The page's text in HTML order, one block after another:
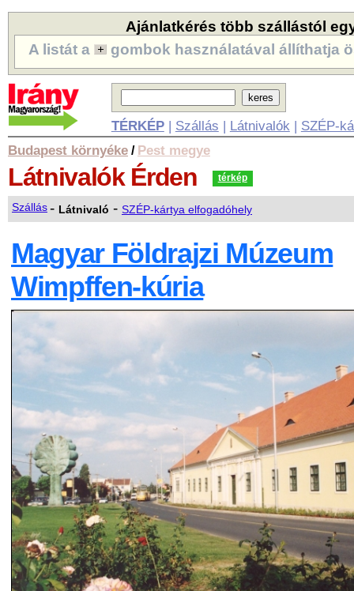
Ajánlatkérés több szállástól
A listát a
gombok használatával állíthatja
TÉRKÉP| Szállás | Látnivalók | SZÉP-
Budapest környéke / Pest megye
Látnivalók Érden térkép
Szállás- Látnivaló - SZÉP-kártya elfogadóhely
Magyar Földrajzi Múzeum
Wimpffen-kúria